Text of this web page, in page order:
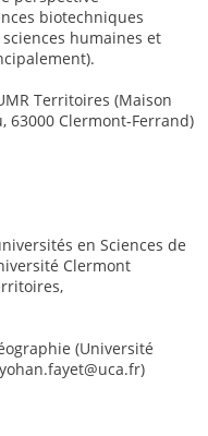
biotechniques
humaines et
Territoires (Maison
63000 Clermont-Ferrand)
en Sciences de
Clermont
(Université